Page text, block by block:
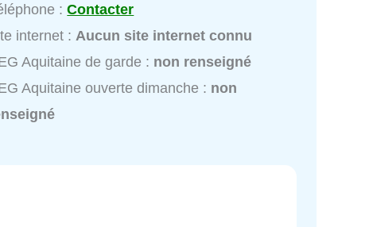
:Contacter
internet : Aucun site internet connu
Aquitaine de garde : non renseigné
Aquitaine ouverte dimanche : non